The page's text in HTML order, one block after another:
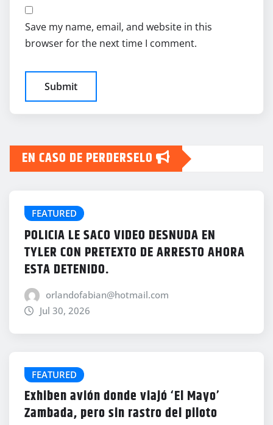
Save my name, email, and website in this
browser for the next time I comment.
EN CASO DE PERDERSELO
FEATURED
POLICIA LE SACO VIDEO DESNUDA EN
TYLER CON PRETEXTO DE ARRESTO AHORA
ESTA DETENIDO.
orlandofabian@hotmail.com
Jul 30, 2026
FEATURED
Exhiben avión donde viajó ‘El Mayo’
Zambada, pero sin rastro del piloto